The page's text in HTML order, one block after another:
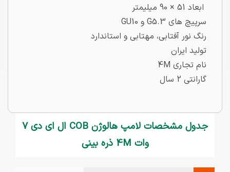
ابعاد 51 × 90 میلیمتر
سرپیچ های G5.3 و GU10
رنگ نور آفتابی، مهتابی و استاندارد
تولید ایران
نام تجاری 4M
گارانتی 2 سال
جدول مشخصات لامپ هالوژن COB ال ای دی 7
وات 4M ذره بینی